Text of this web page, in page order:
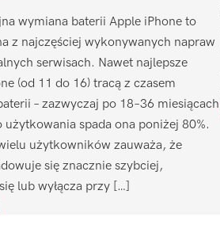
wymiana baterii Apple iPhone to
z najczęściej wykonywanych napraw
serwisach. Nawet najlepsze
(od 11 do 16) tracą z czasem
– zazwyczaj po 18–36 miesiącach
użytkowania spada ona poniżej 80%.
użytkowników zauważa, że
się znacznie szybciej,
lub wyłącza przy […]